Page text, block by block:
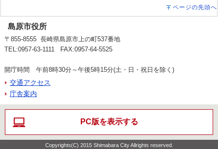
ページの先頭へ
島原市役所
〒855-8555 長崎県島原市上の町537番地
TEL:0957-63-1111 FAX:0957-64-5525
開庁時間 午前8時30分～午後5時15分(土・日・祝日を除く)
交通アクセス
庁舎案内
PC版を表示する
Copyrights(C) 2015 Shimabara City Allrights reserved.